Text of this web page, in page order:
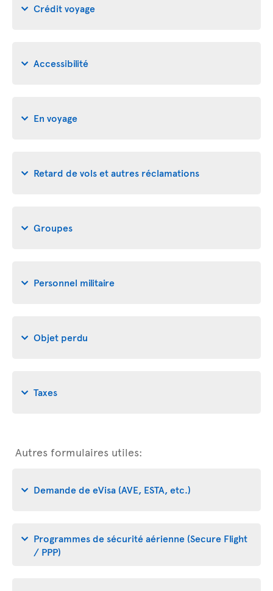
Crédit voyage
Accessibilité
En voyage
Retard de vols et autres réclamations
Groupes
Personnel militaire
Objet perdu
Taxes
Autres formulaires utiles:
Demande de eVisa (AVE, ESTA, etc.)
Programmes de sécurité aérienne (Secure Flight
/ PPP)